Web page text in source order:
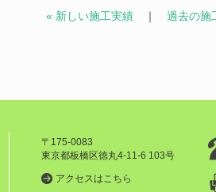
« 新しい施工実績 ｜ 過去の施
〒175-0083
東京都板橋区徳丸4-11-6 103号
アクセスはこちら